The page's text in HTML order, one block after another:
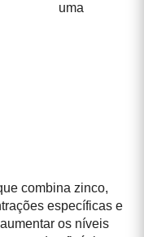
uma
combina zinco,
específicas e
os níveis